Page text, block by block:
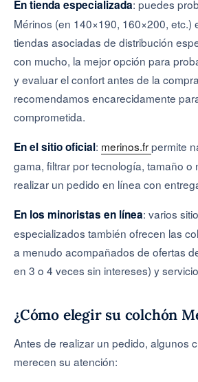
En tienda especializada: puedes
Mérinos (en 140×190, 160×200, etc.)
tiendas asociadas de distribución
con mucho, la mejor opción para
y evaluar el confort antes de la
recomendamos encarecidamente
comprometida.
En el sitio oficial: merinos.frpermite
gama, filtrar por tecnología, tamaño o
realizar un pedido en línea con
En los minoristas en línea: varios
especializados también ofrecen las
a menudo acompañados de ofertas
en 3 o 4 veces sin intereses) y
¿Cómo elegir su colchón
Antes de realizar un pedido, algunos
merecen su atención: